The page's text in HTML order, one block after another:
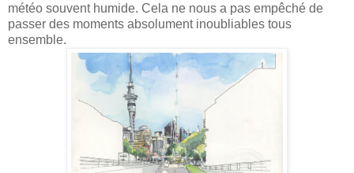
météo souvent humide. Cela ne nous a pas empêché de
passer des moments absolument inoubliables tous
ensemble.